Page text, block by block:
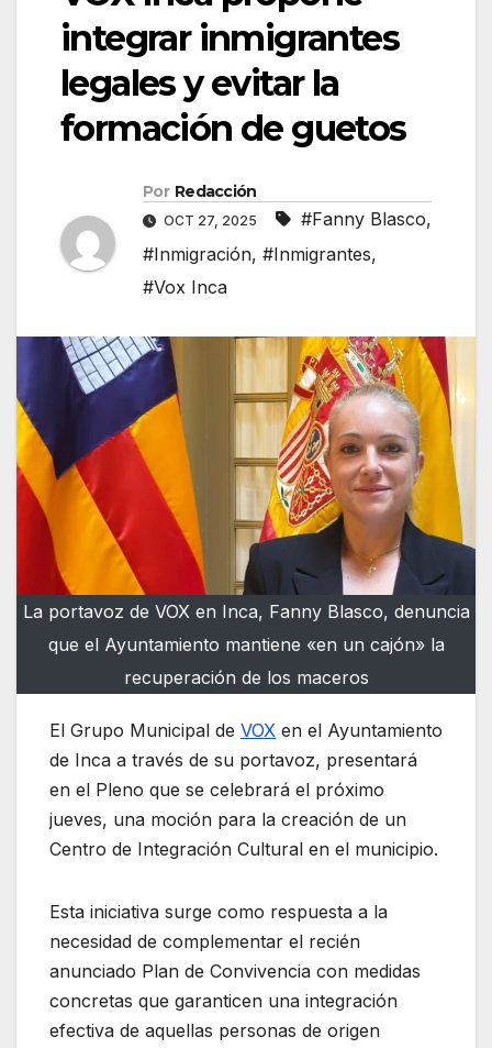
integrar inmigrantes
legales y evitar la
formación de guetos
Por Redacción
OCT 27, 2025 #Fanny Blasco,
#Inmigración, #Inmigrantes,
#Vox Inca
La portavoz de VOX en Inca, Fanny Blasco, denuncia
que el Ayuntamiento mantiene «en un cajón» la
recuperación de los maceros
El Grupo Municipal de VOX en el Ayuntamiento
de Inca a través de su portavoz, presentará
en el Pleno que se celebrará el próximo
jueves, una moción para la creación de un
Centro de Integración Cultural en el municipio.
Esta iniciativa surge como respuesta a la
necesidad de complementar el recién
anunciado Plan de Convivencia con medidas
concretas que garanticen una integración
efectiva de aquellas personas de origen